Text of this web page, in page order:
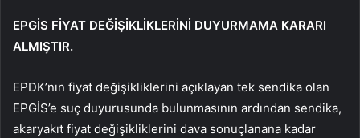
EPGİS FİYAT DEĞİŞİKLİKLERİNİ DUYURMAMA KARARI
ALMIŞTIR.
EPDK’nın fiyat değişikliklerini açıklayan tek sendika olan
EPGİS’e suç duyurusunda bulunmasının ardından sendika,
akaryakıt fiyat değişikliklerini dava sonuçlanana kadar